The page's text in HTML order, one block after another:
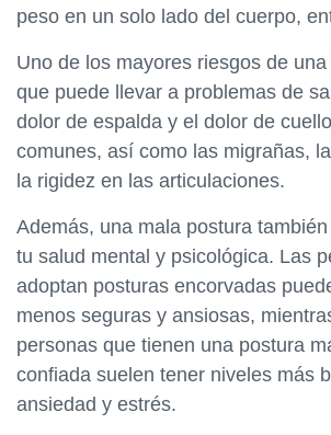
peso en un solo lado del cuerpo,
Uno de los mayores riesgos de
que puede llevar a problemas de
dolor de espalda y el dolor de
comunes, así como las migrañas,
la rigidez en las articulaciones.
Además, una mala postura
tu salud mental y psicológica. Las
adoptan posturas encorvadas
menos seguras y ansiosas,
personas que tienen una postura
confiada suelen tener niveles más
ansiedad y estrés.